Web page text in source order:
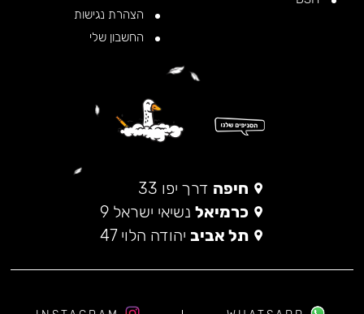
הצהרת נגישות
החשבון שלי
חיפה דרך יפו 33
כרמיאל נשיאי ישראל 9
תל אביב יהודה הלוי 47